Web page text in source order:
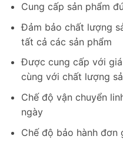
Cung cấp sản phẩm
Đảm bảo chất lượng
tất cả các sản phẩm
Được cung cấp với
cùng với chất lượng
Chế độ vận chuyển
ngày
Chế độ bảo hành đơn